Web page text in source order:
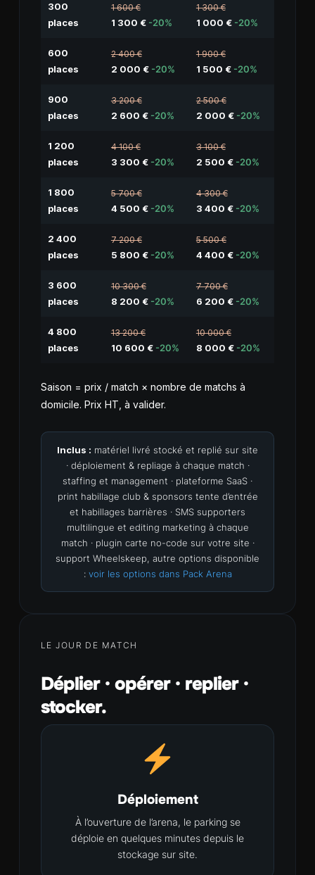
300
places
1 600 €
1 300 € -20%
1 300 €
1 000 € -20%
600
places
2 400 €
2 000 € -20%
1 900 €
1 500 € -20%
900
places
3 200 €
2 600 € -20%
2 500 €
2 000 € -20%
1 200
places
4 100 €
3 300 € -20%
3 100 €
2 500 € -20%
1 800
places
5 700 €
4 500 € -20%
4 300 €
3 400 € -20%
2 400
places
7 200 €
5 800 € -20%
5 500 €
4 400 € -20%
3 600
places
10 300 €
8 200 € -20%
7 700 €
6 200 € -20%
4 800
places
13 200 €
10 600 € -20%
10 000 €
8 000 € -20%
Saison = prix / match × nombre de matchs à
domicile. Prix HT, à valider.
Inclus : matériel livré stocké et replié sur site
· déploiement & repliage à chaque match ·
staffing et management · plateforme SaaS ·
print habillage club & sponsors tente d’entrée
et habillages barrières · SMS supporters
multilingue et editing marketing à chaque
match · plugin carte no-code sur votre site ·
support Wheelskeep, autre options disponible
: voir les options dans Pack Arena
LE JOUR DE MATCH
Déplier · opérer · replier ·
stocker.
Déploiement
À l’ouverture de l’arena, le parking se
déploie en quelques minutes depuis le
stockage sur site.